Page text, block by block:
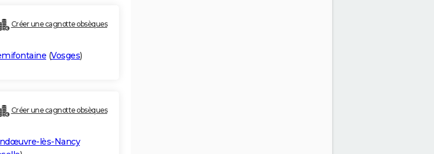
Créer une cagnotte obsèques
(Vosges)
Créer une cagnotte obsèques
lès-Nancy